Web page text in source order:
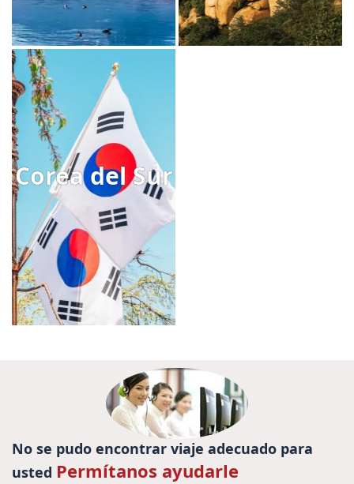
Corea del Sur
No se pudo encontrar viaje adecuado para
usted Permítanos ayudarle